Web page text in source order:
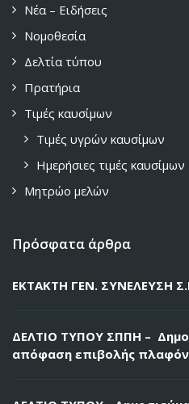
Νέα – Ειδήσεις
Νομοθεσία
Δελτία τύπου
Πρατήρια
Τιμές καυσίμων
Τιμές υγρών καυσίμων
Ημερήσιες τιμές καυσίμων
Μητρώο μελών
Πρόσφατα άρθρα
ΕΚΤΑΚΤΗ ΓΕΝ. ΣΥΝΕΛΕΥΣΗ
ΔΕΛΤΙΟ ΤΥΠΟΥ ΣΠΠΗ –
απόφαση επιβολής πλαφόν